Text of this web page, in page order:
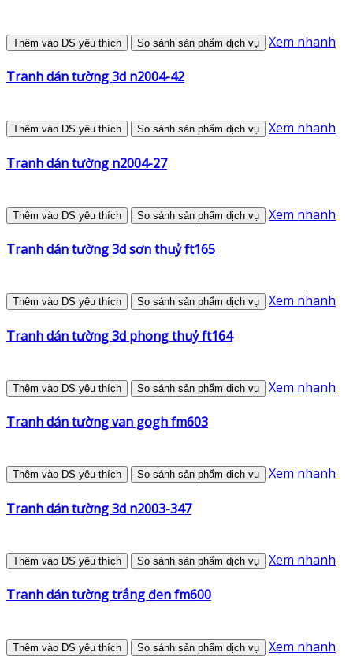
Thêm vào DS yêu thích So sánh sản phẩm dịch vụ Xem nhanh
Tranh dán tường 3d n2004-42
Thêm vào DS yêu thích So sánh sản phẩm dịch vụ Xem nhanh
Tranh dán tường n2004-27
Thêm vào DS yêu thích So sánh sản phẩm dịch vụ Xem nhanh
Tranh dán tường 3d sơn thuỷ ft165
Thêm vào DS yêu thích So sánh sản phẩm dịch vụ Xem nhanh
Tranh dán tường 3d phong thuỷ ft164
Thêm vào DS yêu thích So sánh sản phẩm dịch vụ Xem nhanh
Tranh dán tường van gogh fm603
Thêm vào DS yêu thích So sánh sản phẩm dịch vụ Xem nhanh
Tranh dán tường 3d n2003-347
Thêm vào DS yêu thích So sánh sản phẩm dịch vụ Xem nhanh
Tranh dán tường trắng đen fm600
Thêm vào DS yêu thích So sánh sản phẩm dịch vụ Xem nhanh